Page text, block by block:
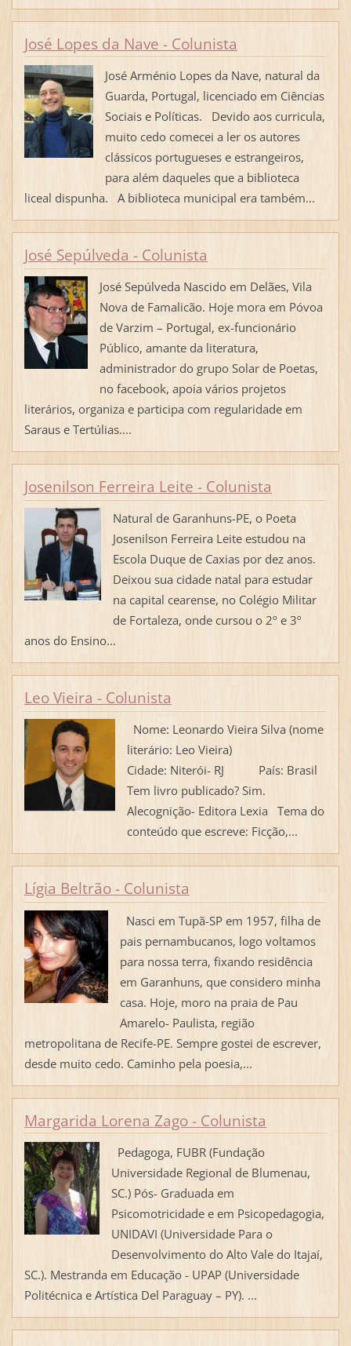
José Lopes da Nave - Colunista
José Arménio Lopes da Nave, natural da
Guarda, Portugal, licenciado em Ciências
Sociais e Políticas. Devido aos curricula,
muito cedo comecei a ler os autores
clássicos portugueses e estrangeiros,
para além daqueles que a biblioteca
liceal dispunha. A biblioteca municipal era também...
José Sepúlveda - Colunista
José Sepúlveda Nascido em Delães, Vila
Nova de Famalicão. Hoje mora em Póvoa
de Varzim – Portugal, ex-funcionário
Público, amante da literatura,
administrador do grupo Solar de Poetas,
no facebook, apoia vários projetos
literários, organiza e participa com regularidade em
Saraus e Tertúlias....
Josenilson Ferreira Leite - Colunista
Natural de Garanhuns-PE, o Poeta
Josenilson Ferreira Leite estudou na
Escola Duque de Caxias por dez anos.
Deixou sua cidade natal para estudar
na capital cearense, no Colégio Militar
de Fortaleza, onde cursou o 2º e 3º
anos do Ensino...
Leo Vieira - Colunista
Nome: Leonardo Vieira Silva (nome
literário: Leo Vieira)
Cidade: Niterói- RJ País: Brasil
Tem livro publicado? Sim.
Alecognição- Editora Lexia Tema do
conteúdo que escreve: Ficção,...
Lígia Beltrão - Colunista
Nasci em Tupã-SP em 1957, filha de
pais pernambucanos, logo voltamos
para nossa terra, fixando residência
em Garanhuns, que considero minha
casa. Hoje, moro na praia de Pau
Amarelo- Paulista, região
metropolitana de Recife-PE. Sempre gostei de escrever,
desde muito cedo. Caminho pela poesia,...
Margarida Lorena Zago - Colunista
Pedagoga, FUBR (Fundação
Universidade Regional de Blumenau,
SC.) Pós- Graduada em
Psicomotricidade e em Psicopedagogia,
UNIDAVI (Universidade Para o
Desenvolvimento do Alto Vale do Itajaí,
SC.). Mestranda em Educação - UPAP (Universidade
Politécnica e Artística Del Paraguay – PY). ...